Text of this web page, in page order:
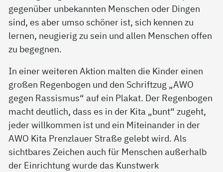
gegenüber unbekannten Menschen oder Dingen
sind, es aber umso schöner ist, sich kennen zu
lernen, neugierig zu sein und allen Menschen offen
zu begegnen.
In einer weiteren Aktion malten die Kinder einen
großen Regenbogen und den Schriftzug „AWO
gegen Rassismus“ auf ein Plakat. Der Regenbogen
macht deutlich, dass es in der Kita „bunt“ zugeht,
jeder willkommen ist und ein Miteinander in der
AWO Kita Prenzlauer Straße gelebt wird. Als
sichtbares Zeichen auch für Menschen außerhalb
der Einrichtung wurde das Kunstwerk